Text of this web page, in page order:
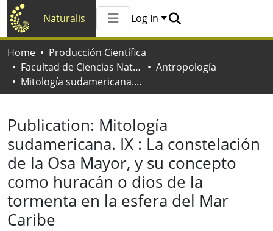
Naturalis
All of Naturalis
Log In
Home
Producción Científica
Facultad de Ciencias Naturales y Museo
Antropología
Mitología sudamericana. IX : La constelación de la Osa Mayor, y su concepto como huracán o dios de la tormenta en la esfera del Mar Caribe
Publication: Mitología
sudamericana. IX : La constelación
de la Osa Mayor, y su concepto
como huracán o dios de la
tormenta en la esfera del Mar
Caribe